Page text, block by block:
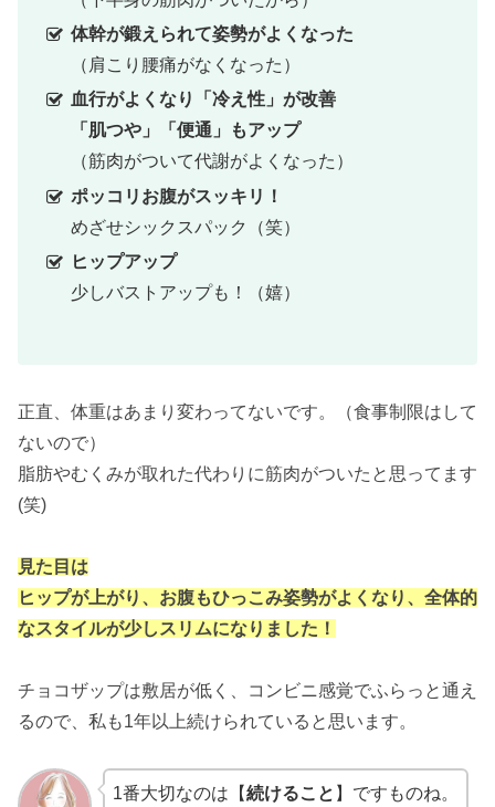
体幹が鍛えられて姿勢がよくなった
（肩こり腰痛がなくなった）
血行がよくなり「冷え性」が改善
「肌つや」「便通」もアップ
（筋肉がついて代謝がよくなった）
ポッコリお腹がスッキリ！
めざせシックスパック（笑）
ヒップアップ
少しバストアップも！（嬉）
正直、体重はあまり変わってないです。（食事制限はして
ないので）
脂肪やむくみが取れた代わりに筋肉がついたと思ってます
(笑)
見た目は
ヒップが上がり、お腹もひっこみ姿勢がよくなり、全体的
なスタイルが少しスリムになりました！
チョコザップは敷居が低く、コンビニ感覚でふらっと通え
るので、私も1年以上続けられていると思います。
1番大切なのは【続けること 】ですものね。